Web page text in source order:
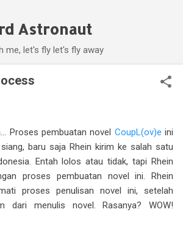
Astronaut
me, let's fly let's fly away
Proses pembuatan novel CoupL(ov)e ini
baru saja Rhein kirim ke salah satu
Entah lolos atau tidak, tapi Rhein
proses pembuatan novel ini. Rhein
proses penulisan novel ini, setelah
dari menulis novel. Rasanya? WOW!